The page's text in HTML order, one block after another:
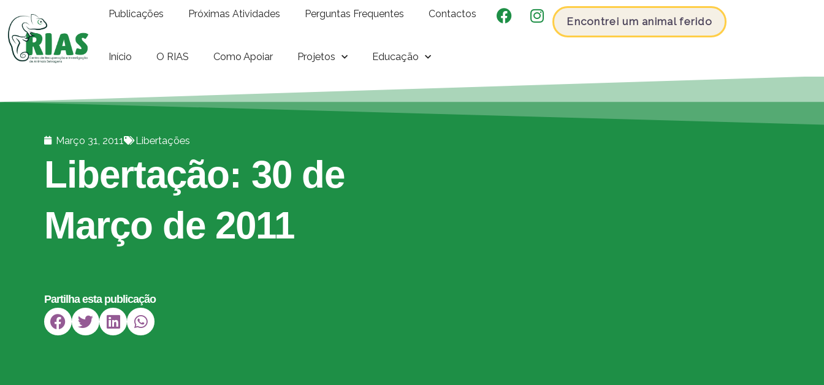
Publicações Próximas Atividades Perguntas Frequentes Contactos
Encontrei um animal ferido
Início O RIAS Como Apoiar Projetos Educação
Março 31, 2011 Libertações
Libertação: 30 de
Março de 2011
Partilha esta publicação